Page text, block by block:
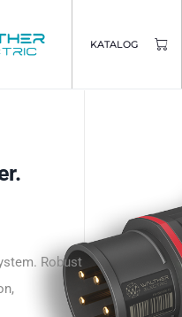
KATALOG
Robust
und